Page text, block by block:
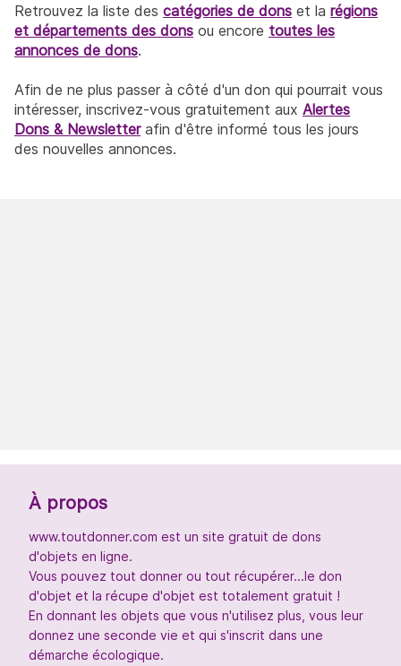
Retrouvez la liste des catégories de dons et la régions
et départements des dons ou encore toutes les
annonces de dons.
Afin de ne plus passer à côté d'un don qui pourrait vous
intéresser, inscrivez-vous gratuitement aux Alertes
Dons & Newsletterafin d'être informé tous les jours
des nouvelles annonces.
À propos
www.toutdonner.com est un site gratuit de dons
d'objets en ligne.
Vous pouvez tout donner ou tout récupérer...le don
d'objet et la récupe d'objet est totalement gratuit !
En donnant les objets que vous n'utilisez plus, vous leur
donnez une seconde vie et qui s'inscrit dans une
démarche écologique.